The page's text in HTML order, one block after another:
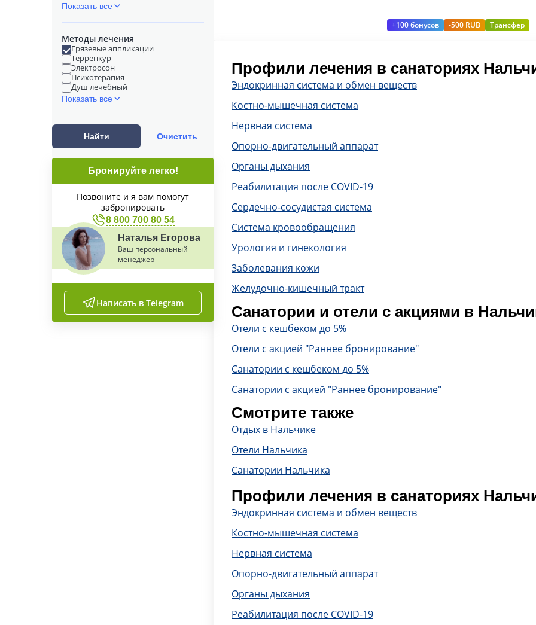
Показать все
Методы лечения
Грязевые аппликации
Терренкур
Электросон
Психотерапия
Душ лечебный
Показать все
Найти Очистить
Бронируйте легко!
Позвоните и я вам помогут
забронировать
8 800 700 80 54
Наталья Егорова
Ваш персональный
менеджер
Написать в Telegram
+100 бонусов -500 RUB Трансфер
Профили лечения в санаториях
Эндокринная система и обмен веществ
Костно-мышечная система
Нервная система
Опорно-двигательный аппарат
Органы дыхания
Реабилитация после COVID-19
Сердечно-сосудистая система
Система кровообращения
Урология и гинекология
Заболевания кожи
Желудочно-кишечный тракт
Санатории и отели с акциями в
Отели с кешбеком до 5%
Отели с акцией "Раннее бронирование"
Санатории с кешбеком до 5%
Санатории с акцией "Раннее бронирование"
Смотрите также
Отдых в Нальчике
Отели Нальчика
Санатории Нальчика
Профили лечения в санаториях
Эндокринная система и обмен веществ
Костно-мышечная система
Нервная система
Опорно-двигательный аппарат
Органы дыхания
Реабилитация после COVID-19